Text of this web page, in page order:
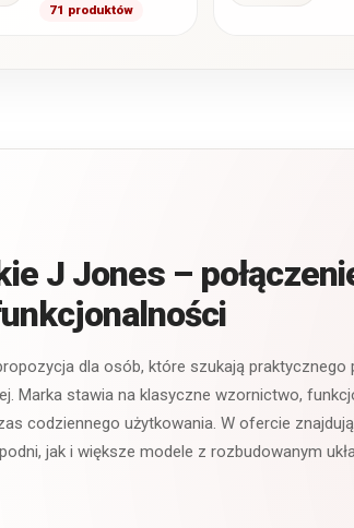
wybieranych modeli w
71 produktów
J Jones –
dla osób, które szukają praktycznego
Marka stawia na klasyczne wzornictwo,
codziennego użytkowania. W ofercie
jak i większe modele z rozbudowanym